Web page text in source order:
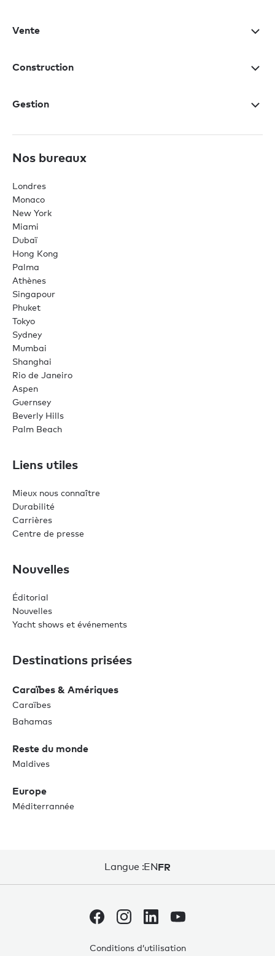
Vente
Construction
Gestion
Nos bureaux
Londres
Monaco
New York
Miami
Dubaï
Hong Kong
Palma
Athènes
Singapour
Phuket
Tokyo
Sydney
Mumbai
Shanghai
Rio de Janeiro
Aspen
Guernsey
Beverly Hills
Palm Beach
Liens utiles
Mieux nous connaître
Durabilité
Carrières
Centre de presse
Nouvelles
Éditorial
Nouvelles
Yacht shows et événements
Destinations prisées
Caraïbes & Amériques
Caraïbes
Bahamas
Reste du monde
Maldives
Europe
Méditerrannée
Langue :ENFR
Conditions d’utilisation